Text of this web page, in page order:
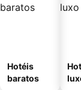
Hotéis
baratos